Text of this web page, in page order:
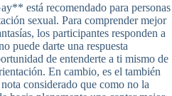
está recomendado para personas
sexual. Para comprender mejor
los participantes responden a
puede darte una respuesta
de entenderte a ti mismo de
En cambio, es el también
considerado que como no la